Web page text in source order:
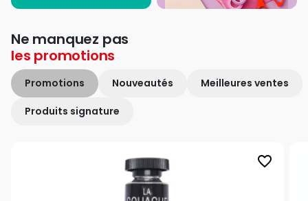
Ne manquez pas
les promotions
Promotions Nouveautés Meilleures ventes
Produits signature
favorite_border